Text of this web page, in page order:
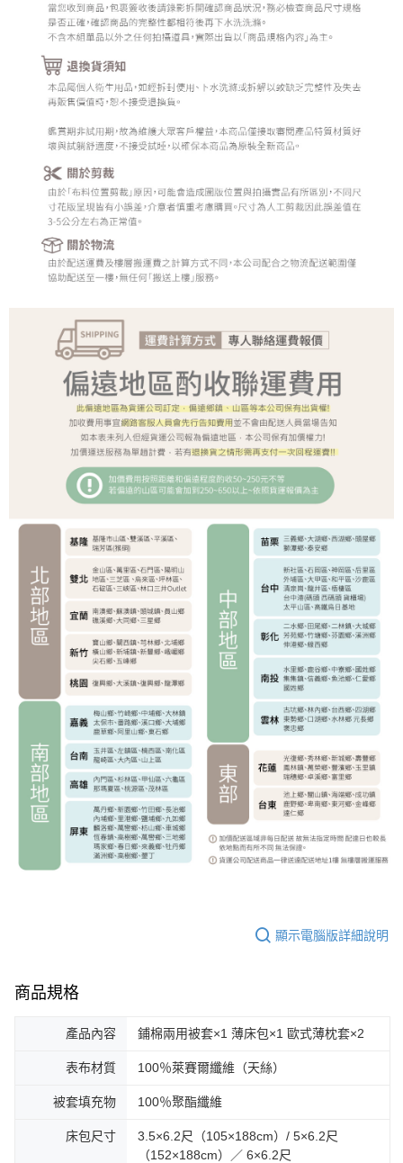
顯示電腦版詳細說明
商品規格
產品內容 鋪棉兩用被套×1 薄床包×1 歐式薄枕套×2
表布材質 100％萊賽爾纖維（天絲）
被套填充物 100％聚酯纖維
床包尺寸
3.5×6.2尺（105×188cm）/ 5×6.2尺
（152×188cm）／ 6×6.2尺